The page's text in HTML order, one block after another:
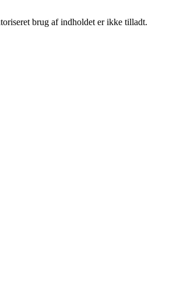
brug af indholdet er ikke tilladt.